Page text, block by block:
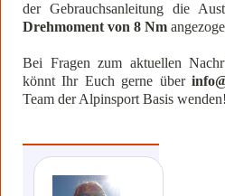
der Gebrauchsanleitung die
Drehmoment von 8 Nm
Bei Fragen zum aktuellen
könnt Ihr Euch gerne über
Team der Alpinsport Basis wenden!